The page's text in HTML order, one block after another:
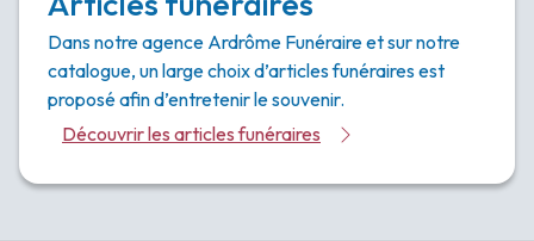
Dans notre agence Ardrôme Funéraire et sur notre
catalogue, un large choix d’articles funéraires est
proposé afin d’entretenir le souvenir.
Découvrir les articles funéraires